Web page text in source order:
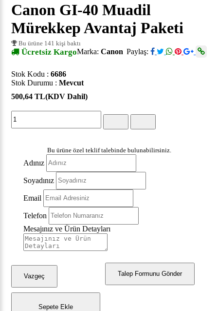
Canon GI-40 Muadil
Mürekkep Avantaj Paketi
Bu ürüne 141 kişi baktı
Ücretsiz Kargo Paylaş:
Marka: Canon
Stok Kodu : 6686
Stok Durumu : Mevcut
500,64 TL(KDV Dahil)
Bu ürüne özel teklif talebinde bulunabilirsiniz.
Adınız
Soyadınız
Email
Telefon
Mesajınız ve Ürün Detayları
Talep Formunu Gönder
Vazgeç
Sepete Ekle